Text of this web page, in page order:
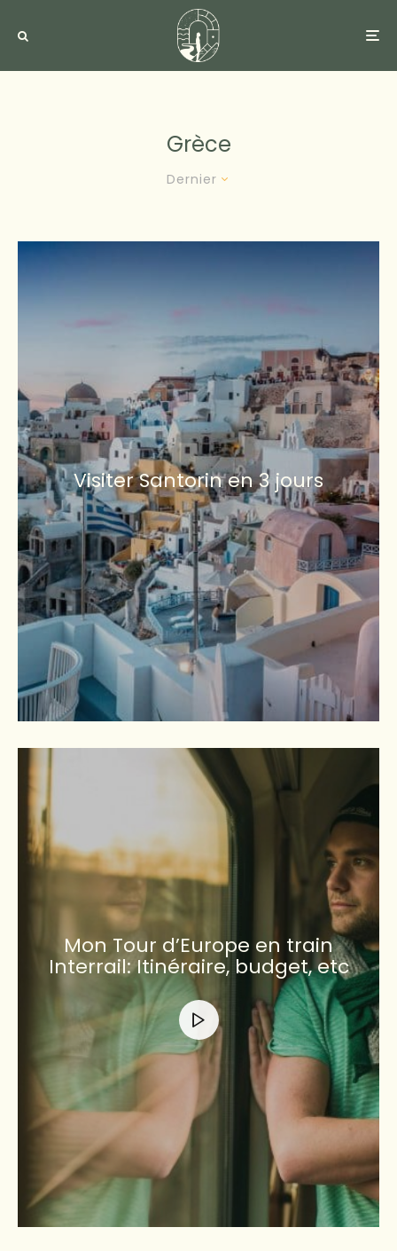
Grèce
Dernier
Visiter Santorin en 3 jours
Mon Tour d’Europe en train
Interrail: Itinéraire, budget, etc